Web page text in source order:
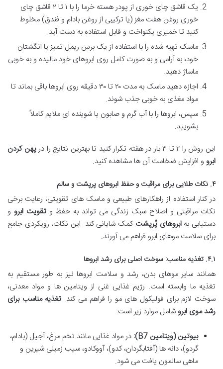
یک قاشق چای خوری از پودر هسته خرما را با ۱ تا ۲ قاشق چای
خوری روغن هفت مغز (یا ترکیبی از روغن بادام و فندق) مخلوط
کنید تا خمیری یکنواخت و قابل استفاده به دست آید.
ماسک تهیه شده را با استفاده از یک برس ریمل تمیز یا انگشتان
خود، به آرامی و به صورت کامل روی ابروهای خود مالیده و به خوبی
ماساژ دهید.
اجازه دهید ماسک به مدت ۲۰ تا ۳۰ دقیقه روی ابروها باقی بماند تا
مواد مغذی به خوبی جذب شوند.
سپس، ابروها را با آب گرم و صابون یا شوینده ای ملایم کاملاً
بشویید.
این روش را ۲ تا ۳ بار در هفته تکرار کنید تا بهترین نتایج را در
پهن کردن
ابرو و افزایش ضخامت آن ها مشاهده کنید.
۴. نکات طلایی برای مراقبت و حفظ ابروهای پرپشت و سالم
در کنار استفاده از راهکارهای طبیعی و ماسک های تقویتی، رعایت برخی
نکات مراقبتی و اصلاح سبک زندگی می تواند به حفظ و تقویت ابرو و
دستیابی بهابروهای پُرپشت کمک شایانی کند. این نکات، رویکردی جامع
برای سلامت موهای ابرو فراهم می آورند.
۴.۱. تغذیه مناسب: سوخت اصلی برای رشد ابروها
همانند سایر موهای بدن، رشد و سلامت ابروها نیز به طور مستقیم به
تغذیه ما وابسته است. رژیم غذایی غنی از ویتامین ها و مواد معدنی،
سوخت لازم برای فولیکول های مو را فراهم می کند. تغذیه مناسب برای
رشد موی ابرو شامل موارد زیر است:
بیوتین (ویتامین B7):
در مواد غذایی مانند تخم مرغ، آجیل (بادام،
گردو)، دانه ها (آفتابگردان، کدو)، آووکادو، سیب زمینی شیرین و
ماهی سالمون یافت می شود.